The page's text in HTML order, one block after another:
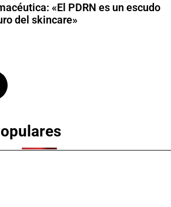
«El PDRN es un escudo
del skincare»